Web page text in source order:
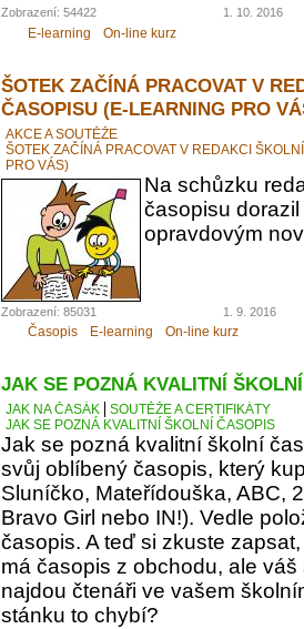
Zobrazení: 54422 1. 10. 2016
E-learning On-line kurz
ŠOTEK ZAČÍNÁ PRACOVAT V
ČASOPISU (E-LEARNING PRO
AKCE A SOUTĚŽE
ŠOTEK ZAČÍNÁ PRACOVAT V REDAKCI
PRO VÁS)
Na schůzku
časopisu
opravdovým
Zobrazení: 85031 1. 9. 2016
Časopis E-learning On-line kurz
JAK SE POZNÁ KVALITNÍ
JAK NA ČASÁK
SOUTĚŽE A CERTIFIKÁTY
JAK SE POZNÁ KVALITNÍ ŠKOLNÍ ČASOPIS
Jak se pozná kvalitní školní
svůj oblíbený časopis, který
Sluníčko, Mateřídouška, ABC,
Bravo Girl nebo IN!). Vedle
časopis. A teď si zkuste
má časopis z obchodu, ale
najdou čtenáři ve vašem
stánku to chybí?